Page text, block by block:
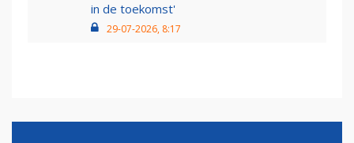
in de toekomst'
29-07-2026, 8:17